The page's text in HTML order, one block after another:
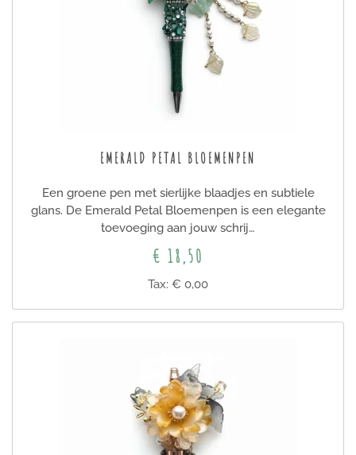
EMERALD PETAL BLOEMENPEN
Een groene pen met sierlijke blaadjes en subtiele
glans. De Emerald Petal Bloemenpen is een elegante
toevoeging aan jouw schrij…
€ 18,50
Tax: € 0,00